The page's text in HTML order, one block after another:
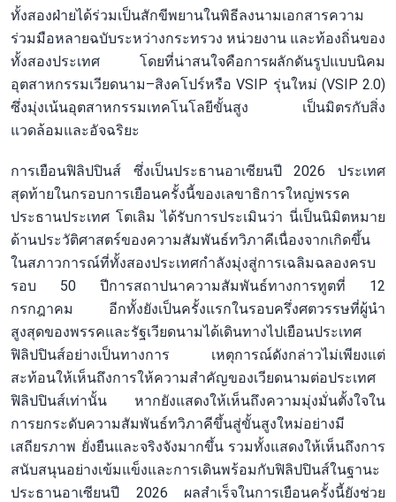
ทั้งสองฝ่ายได้ร่วมเป็นสักขีพยานในพิธีลงนามเอกสารความ
ร่วมมือหลายฉบับระหว่างกระทรวง หน่วยงาน และท้องถิ่นของ
ทั้งสองประเทศ โดยที่น่าสนใจคือการผลักดันรูปแบบนิคม
อุตสาหกรรมเวียดนาม–สิงคโปร์หรือ VSIP รุ่นใหม่ (VSIP 2.0)
ซึ่งมุ่งเน้นอุตสาหกรรมเทคโนโลยีขั้นสูง เป็นมิตรกับสิ่ง
แวดล้อมและอัจฉริยะ
การเยือนฟิลิปปินส์ ซึ่งเป็นประธานอาเซียนปี 2026 ประเทศ
สุดท้ายในกรอบการเยือนครั้งนี้ของเลขาธิการใหญ่พรรค
ประธานประเทศ โตเลิม ได้รับการประเมินว่า นี่เป็นนิมิตหมาย
ด้านประวัติศาสตร์ของความสัมพันธ์ทวิภาคีเนื่องจากเกิดขึ้น
ในสภาวการณ์ที่ทั้งสองประเทศกำลังมุ่งสู่การเฉลิมฉลองครบ
รอบ 50 ปีการสถาปนาความสัมพันธ์ทางการทูตที่ 12
กรกฎาคม อีกทั้งยังเป็นครั้งแรกในรอบครึ่งศตวรรษที่ผู้นำ
สูงสุดของพรรคและรัฐเวียดนามได้เดินทางไปเยือนประเทศ
ฟิลิปปินส์อย่างเป็นทางการ เหตุการณ์ดังกล่าวไม่เพียงแต่
สะท้อนให้เห็นถึงการให้ความสำคัญของเวียดนามต่อประเทศ
ฟิลิปปินส์เท่านั้น หากยังแสดงให้เห็นถึงความมุ่งมั่นตั้งใจใน
การยกระดับความสัมพันธ์ทวิภาคีขึ้นสู่ขั้นสูงใหม่อย่างมี
เสถียรภาพ ยั่งยืนและจริงจังมากขึ้น รวมทั้งแสดงให้เห็นถึงการ
สนับสนุนอย่างเข้มแข็งและการเดินพร้อมกับฟิลิปปินส์ในฐานะ
ประธานอาเซียนปี 2026 ผลสำเร็จในการเยือนครั้งนี้ยังช่วย